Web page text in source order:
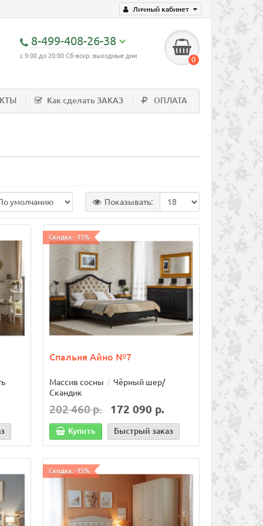
Личный кабинет
8-499-408-26-38
с 9:00 до 20:00 Сб-вскр.:выходные дни 0
Как сделать ЗАКАЗ ОПЛАТА
Показывать:
Скидка: -15%
Спальня Айно №7
Массив сосны
Чёрный шер/
Скандик
202 460 р. 172 090 р.
Купить Быстрый заказ
Скидка: -15%